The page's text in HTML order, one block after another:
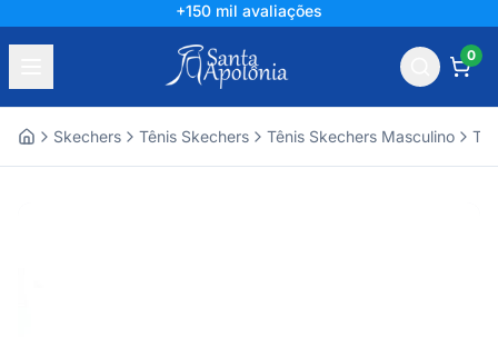
+150 mil avaliações
0
Skechers Tênis Skechers Tênis Skechers Masculino